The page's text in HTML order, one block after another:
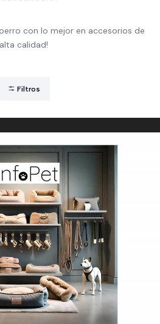
con lo mejor en accesorios de
alta calidad!
Filtros